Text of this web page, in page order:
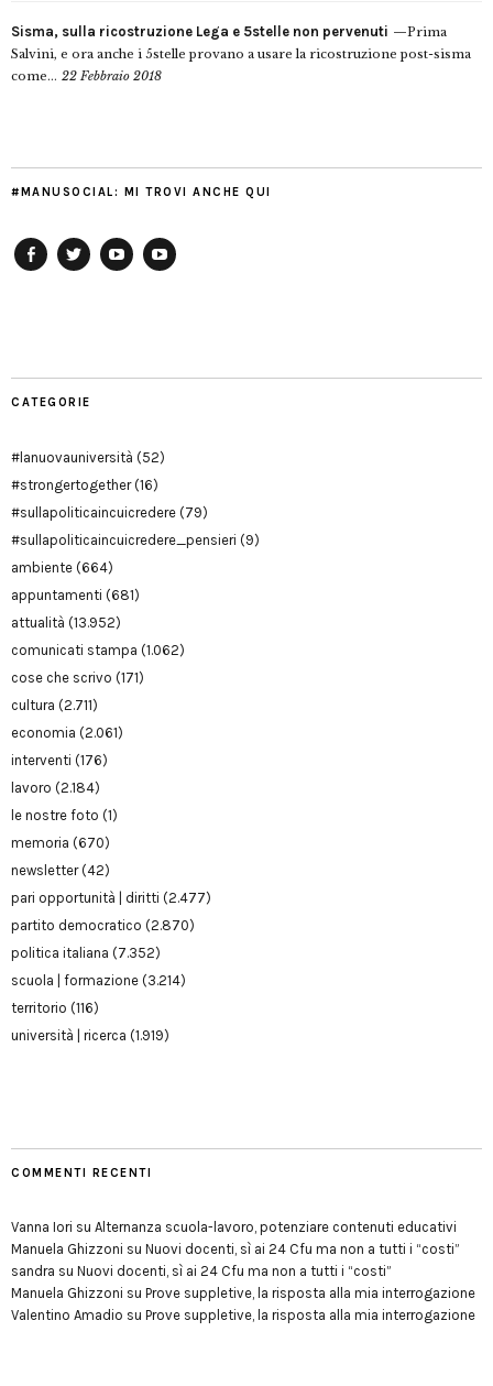
Sisma, sulla ricostruzione Lega e 5stelle non pervenuti
Prima
Salvini, e ora anche i 5stelle provano a usare la ricostruzione post-sisma
come... 22 Febbraio 2018
#MANUSOCIAL: MI TROVI ANCHE QUI
CATEGORIE
#lanuovauniversità (52)
#strongertogether(16)
#sullapoliticaincuicredere (79)
#sullapoliticaincuicredere_pensieri (9)
ambiente (664)
appuntamenti (681)
attualità (13.952)
comunicati stampa (1.062)
cose che scrivo (171)
cultura (2.711)
economia (2.061)
interventi (176)
lavoro (2.184)
le nostre foto (1)
memoria (670)
newsletter(42)
pari opportunità | diritti (2.477)
partito democratico (2.870)
politica italiana (7.352)
scuola | formazione (3.214)
territorio (116)
università | ricerca (1.919)
COMMENTI RECENTI
Vanna Iori su Alternanza scuola-lavoro, potenziare contenuti educativi
Manuela Ghizzoni su Nuovi docenti, sì ai 24 Cfu ma non a tutti i “costi”
sandra su Nuovi docenti, sì ai 24 Cfu ma non a tutti i “costi”
Manuela Ghizzoni su Prove suppletive, la risposta alla mia interrogazione
Valentino Amadio su Prove suppletive, la risposta alla mia interrogazione